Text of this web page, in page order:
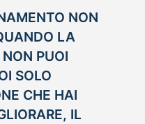
NON
LA
PUOI
SOLO
CHE HAI
IL